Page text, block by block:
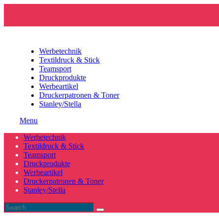
Werbetechnik
Textildruck & Stick
Teamsport
Druckprodukte
Werbeartikel
Druckerpatronen & Toner
Stanley/Stella
Menu
Werbetechnik
Textildruck & Stick
Teamsport
Druckprodukte
Werbeartikel
Druckerpatronen & Toner
Stanley/Stella